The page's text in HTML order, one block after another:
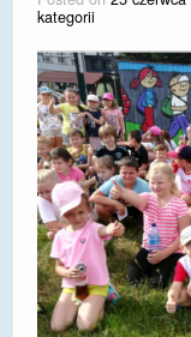
KONTAKT
DLA
DLA
GALERIA
SPORT
DOSTĘPNOŚĆ
POLITYKA
kategorii